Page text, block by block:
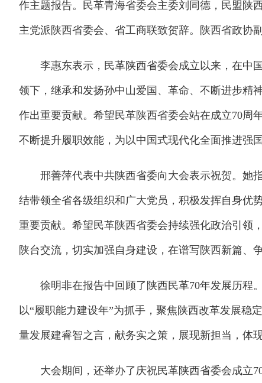
作主题报告。民革青海省委会主委刘同德，民盟陕
主党派陕西省委会、省工商联致贺辞。陕西省政协
李惠东表示，民革陕西省委会成立以来，在中
领下，继承和发扬孙中山爱国、革命、不断进步精
作出重要贡献。希望民革陕西省委会站在成立70周
不断提升履职效能，为以中国式现代化全面推进强
邢善萍代表中共陕西省委向大会表示祝贺。她指
结带领全省各级组织和广大党员，积极发挥自身优
重要贡献。希望民革陕西省委会持续强化政治引领
陕台交流，切实加强自身建设，在谱写陕西新篇、
徐明非在报告中回顾了陕西民革70年发展历程。
以“履职能力建设年”为抓手，聚焦陕西改革发展稳
量发展建睿智之言，献务实之策，展现新担当，体现
大会期间，还举办了庆祝民革陕西省委会成立